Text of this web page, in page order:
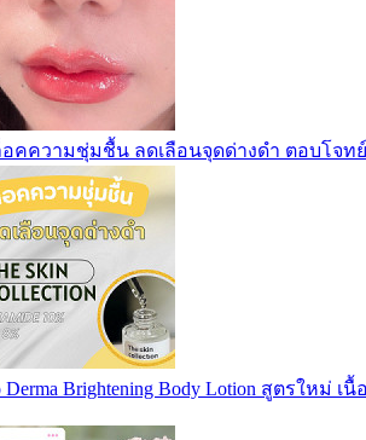
ล็อคความชุ่มชื้น ลดเลือนจุดด่างดำ ตอบโจท
Derma Brightening Body Lotion สูตรใหม่